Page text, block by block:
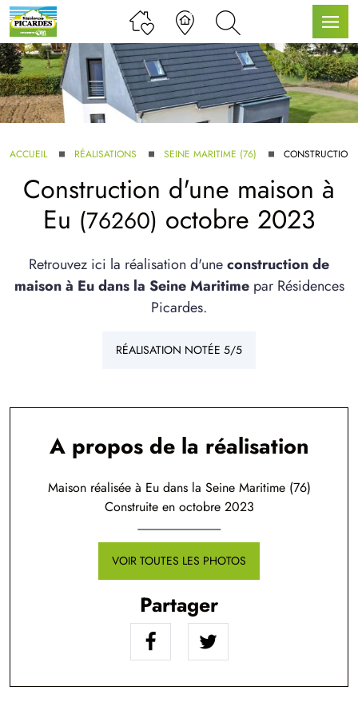
SERVICE BDL EXTENSION
ACCUEIL RÉALISATIONS SEINE MARITIME (76)
Construction d'une maison à
Eu (76260) octobre 2023
Retrouvez ici la réalisation d'uneconstruction de
maison à Eu dans la Seine Maritimepar Résidences
Picardes.
RÉALISATION NOTÉE 5/5
A propos de la réalisation
Maison réalisée à Eu dans la Seine Maritime (76)
Construite en octobre 2023
VOIR TOUTES LES PHOTOS
Partager